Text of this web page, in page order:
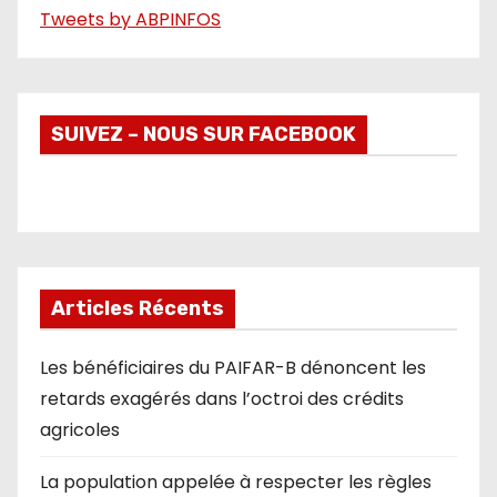
Tweets by ABPINFOS
SUIVEZ – NOUS SUR FACEBOOK
Articles Récents
Les bénéficiaires du PAIFAR-B dénoncent les
retards exagérés dans l’octroi des crédits
agricoles
La population appelée à respecter les règles